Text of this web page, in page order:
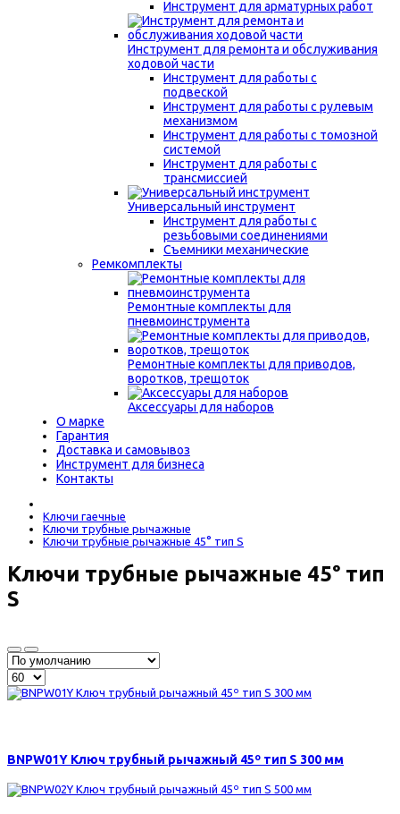
Инструмент для арматурных работ
Инструмент для ремонта и обслуживания
ходовой части
Инструмент для работы с
подвеской
Инструмент для работы с рулевым
механизмом
Инструмент для работы с томозной
системой
Инструмент для работы с
трансмиссией
Универсальный инструмент
Инструмент для работы с
резьбовыми соединениями
Съемники механические
Ремкомплекты
Ремонтные комплекты для
пневмоинструмента
Ремонтные комплекты для приводов,
воротков, трещоток
Аксессуары для наборов
О марке
Гарантия
Доставка и самовывоз
Инструмент для бизнеса
Контакты
Ключи гаечные
Ключи трубные рычажные
Ключи трубные рычажные 45° тип S
Ключи трубные рычажные 45° тип
S
BNPW01Y Ключ трубный рычажный 45º тип S 300 мм